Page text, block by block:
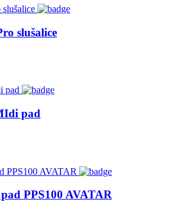
slušalice
pad
PPS100 AVATAR